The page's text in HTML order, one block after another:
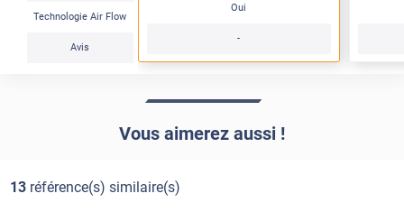
Technologie Air Flow
Avis
Oui
-
Vous aimerez aussi !
13référence(s) similaire(s)